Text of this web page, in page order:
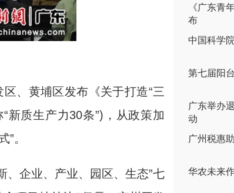
、黄埔区发布《关于打造“三
新质生产力30条”)，从政策加
。
企业、产业、园区、生态”七
《广东青
布
中国科学
第七届阳
广东举办
动
广州税惠
华农未来